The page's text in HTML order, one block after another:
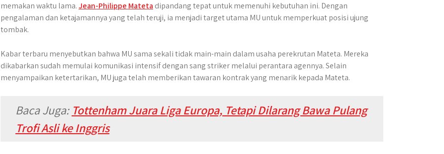
memakan waktu lama.Jean-Philippe Mateta dipandang tepat untuk memenuhi kebutuhan ini. Dengan
pengalaman dan ketajamannya yang telah teruji, ia menjadi target utama MU untuk memperkuat posisi ujung
tombak.
Kabar terbaru menyebutkan bahwa MU sama sekali tidak main-main dalam usaha perekrutan Mateta. Mereka
dikabarkan sudah memulai komunikasi intensif dengan sang striker melalui perantara agennya. Selain
menyampaikan ketertarikan, MU juga telah memberikan tawaran kontrak yang menarik kepada Mateta.
Baca Juga: Tottenham Juara Liga Europa, Tetapi Dilarang Bawa Pulang
Trofi Asli ke Inggris